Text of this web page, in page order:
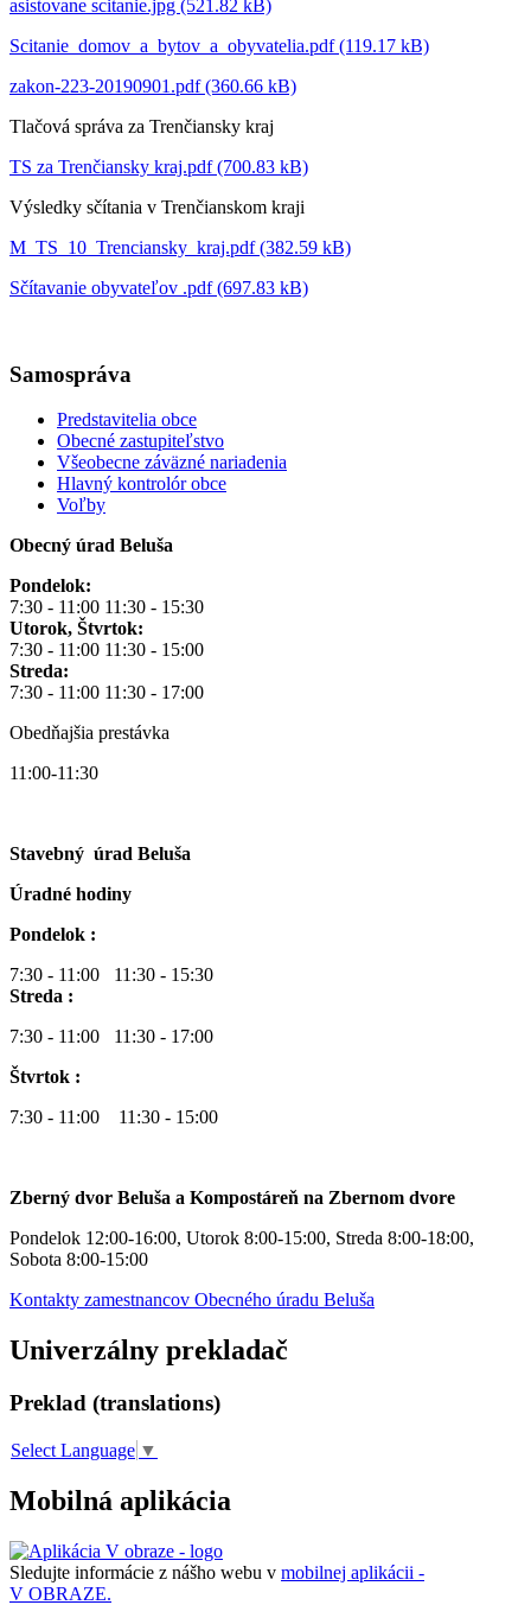
asistovane scitanie.jpg (521.82 kB)
Scitanie_domov_a_bytov_a_obyvatelia.pdf (119.17 kB)
zakon-223-20190901.pdf (360.66 kB)
Tlačová správa za Trenčiansky kraj
TS za Trenčiansky kraj.pdf (700.83 kB)
Výsledky sčítania v Trenčianskom kraji
M_TS_10_Trenciansky_kraj.pdf (382.59 kB)
Sčítavanie obyvateľov .pdf (697.83 kB)
Samospráva
Predstavitelia obce
Obecné zastupiteľstvo
Všeobecne záväzné nariadenia
Hlavný kontrolór obce
Voľby
Obecný úrad Beluša
Pondelok:
7:30 - 11:00 11:30 - 15:30
Utorok, Štvrtok:
7:30 - 11:00 11:30 - 15:00
Streda:
7:30 - 11:00 11:30 - 17:00
Obedňajšia prestávka
11:00-11:30
Stavebný úrad Beluša
Úradné hodiny
Pondelok :
7:30 - 11:00 11:30 - 15:30
Streda :
7:30 - 11:00 11:30 - 17:00
Štvrtok :
7:30 - 11:00 11:30 - 15:00
Zberný dvor Beluša a Kompostáreň na Zbernom dvore
Pondelok 12:00-16:00, Utorok 8:00-15:00, Streda 8:00-18:00,
Sobota 8:00-15:00
Kontakty zamestnancov Obecného úradu Beluša
Univerzálny prekladač
Preklad (translations)
Select Language ▼
Mobilná aplikácia
Sledujte informácie z nášho webu v mobilnej aplikácii -
V OBRAZE.